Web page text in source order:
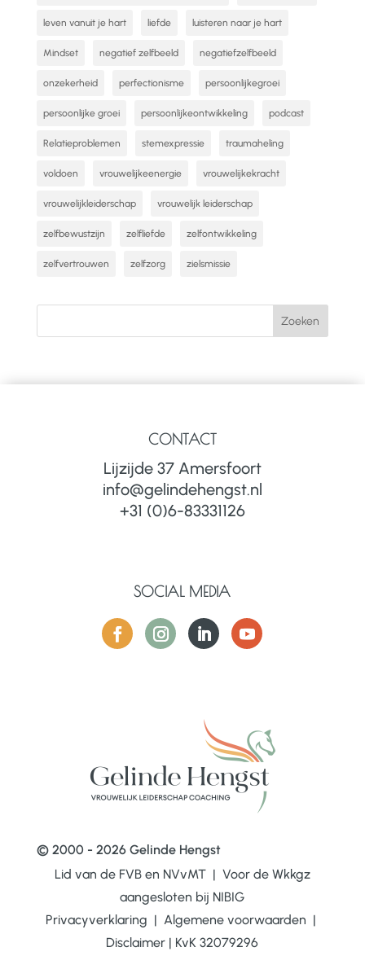
leven vanuit je hart liefde luisteren naar je hart
Mindset negatief zelfbeeld negatiefzelfbeeld
onzekerheid perfectionisme persoonlijkegroei
persoonlijke groei persoonlijkeontwikkeling podcast
Relatieproblemen stemexpressie traumaheling
voldoen vrouwelijkeenergie vrouwelijkekracht
vrouwelijkleiderschap vrouwelijk leiderschap
zelfbewustzijn zelfliefde zelfontwikkeling
zelfvertrouwen zelfzorg zielsmissie
CONTACT
Lijzijde 37 Amersfoort
info@gelindehengst.nl
+31 (0)6-83331126
SOCIAL MEDIA
© 2000 - 2026 Gelinde Hengst
Lid van de FVB en NVvMT | Voor de Wkkgz
aangesloten bij NIBIG
Privacyverklaring | Algemene voorwaarden |
Disclaimer | KvK 32079296